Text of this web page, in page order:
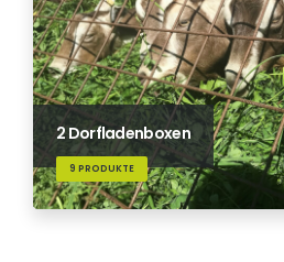
2 Dorfladenboxen
9 PRODUKTE